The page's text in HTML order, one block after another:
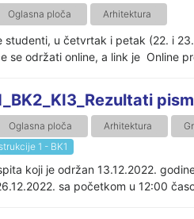
Oglasna ploča Arhitektura
studenti, u četvrtak i petak (22. i
se održati online, a link je Online
Oglasna ploča Arhitektura
1 - BK1
ispita koji je održan
sa početkom u 12:00